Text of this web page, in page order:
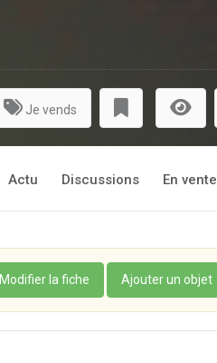
Je vends
Actu Discussions En vente
Modifier la fiche Ajouter un objet